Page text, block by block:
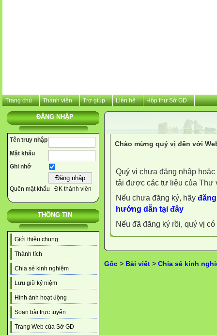
Trang chủ Thành viên Trợ giúp Liên hệ Hộp thư Sở GD
ĐĂNG NHẬP
Tên truy nhập
Mật khẩu
Ghi nhớ
Quên mật khẩu ĐK thành viên
THÔNG TIN
Giới thiệu chung
Thành tích
Chia sẻ kinh nghiệm
Lưu giữ kỷ niệm
Hình ảnh hoạt động
Soạn bài trực tuyến
Trang Web của Sở GD
Chào mừng quý vị đến với
Quý vị chưa đăng nhập
tải được các tư liệu của Thư
Nếu chưa đăng ký, hãy
hướng dẫn tại đây
Nếu đã đăng ký rồi, quý vị
Gốc > Bài viết > Chia sẻ kinh